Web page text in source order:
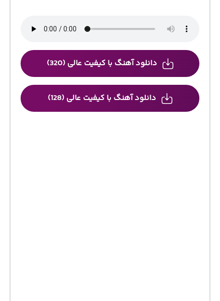
دانلود آهنگ با کیفیت عالی (320)
دانلود آهنگ با کیفیت عالی (128)